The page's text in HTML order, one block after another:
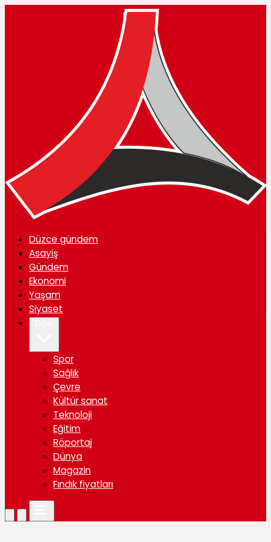
Düzce gündem
Asayiş
Gündem
Ekonomi
Yaşam
Siyaset
Spor
Sağlık
Çevre
Kültür sanat
Teknoloji
Eğitim
Röportaj
Dünya
Magazin
Fındık fiyatları